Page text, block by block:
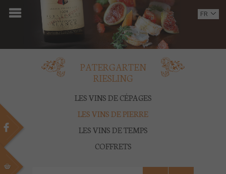
ACCUEIL
DOMAINE
VINS
MULTIMEDIA
FR
PATERGARTEN
RIESLING
LES VINS DE CÉPAGES
LES VINS DE PIERRE
LES VINS DE TEMPS
COFFRETS